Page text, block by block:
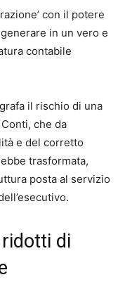
con il potere
in un vero e
contabile
il rischio di una
che da
e del corretto
trasformata,
posta al servizio
di